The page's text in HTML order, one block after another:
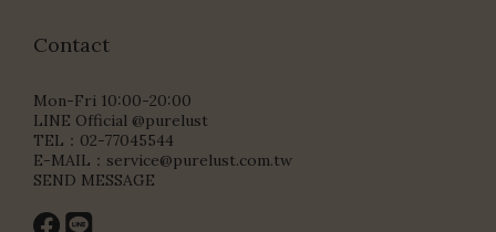
Contact
Mon-Fri 10:00-20:00
LINE Official @purelust
TEL：02-77045544
E-MAIL： service@purelust.com.tw
SEND MESSAGE